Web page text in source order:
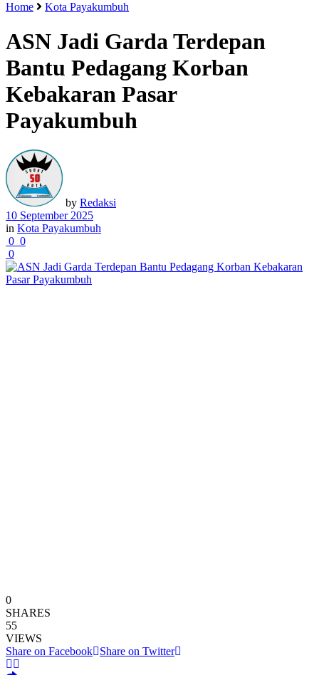
Home Kota Payakumbuh
ASN Jadi Garda Terdepan
Bantu Pedagang Korban
Kebakaran Pasar
Payakumbuh
by Redaksi
10 September 2025
in Kota Payakumbuh
0 0
0
0
SHARES
55
VIEWS
Share on Facebook
Share on Twitter